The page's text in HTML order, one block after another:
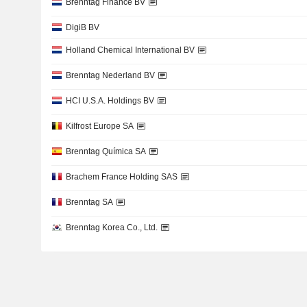
Brenntag Finance BV
DigiB BV
Holland Chemical International BV
Brenntag Nederland BV
HCI U.S.A. Holdings BV
Kilfrost Europe SA
Brenntag Química SA
Brachem France Holding SAS
Brenntag SA
Brenntag Korea Co., Ltd.